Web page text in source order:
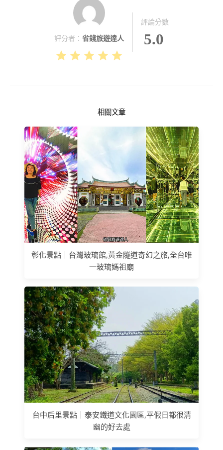
評分者： 省錢旅遊達人
評論分數
5.0
相關文章
彰化景點｜台灣玻璃館,黃金隧道奇幻之旅,全台唯
一玻璃媽祖廟
台中后里景點｜泰安鐵道文化園區,平假日都很清
幽的好去處